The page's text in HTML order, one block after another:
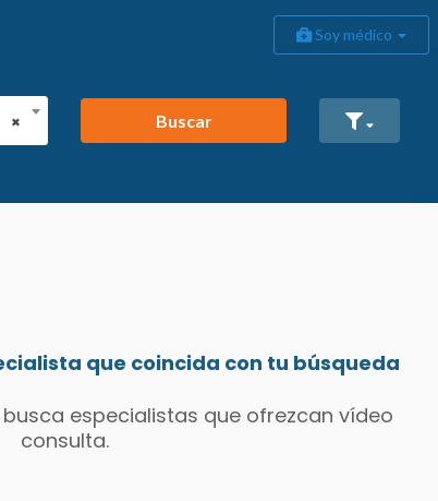
Soy médico
×
Buscar
que coincida con tu búsqueda
especialistas que ofrezcan vídeo
consulta.